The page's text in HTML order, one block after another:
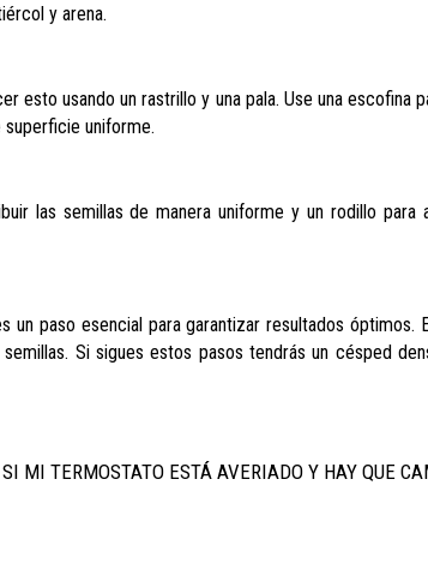
y arena.
usando un rastrillo y una pala. Use una escofina
superficie uniforme.
las semillas de manera uniforme y un rodillo para
un paso esencial para garantizar resultados óptimos.
Si sigues estos pasos tendrás un césped
MI TERMOSTATO ESTÁ AVERIADO Y HAY QUE